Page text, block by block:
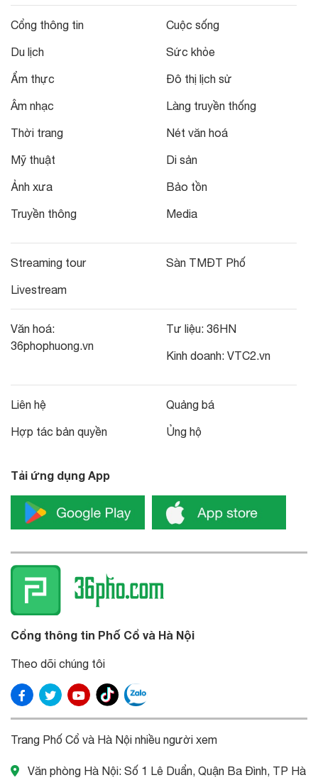
Cổng thông tin
Du lịch
Ẩm thực
Âm nhạc
Thời trang
Mỹ thuật
Ảnh xưa
Truyền thông
Cuộc sống
Sức khỏe
Đô thị lịch sử
Làng truyền thống
Nét văn hoá
Di sản
Bảo tồn
Media
Streaming tour
Livestream
Sàn TMĐT Phố
Văn hoá:
36phophuong.vn
Tư liệu: 36HN
Kinh doanh: VTC2.vn
Liên hệ
Hợp tác bản quyền
Quảng bá
Ủng hộ
Tải ứng dụng App
Cổng thông tin Phố Cổ và Hà Nội
Theo dõi chúng tôi
Trang Phố Cổ và Hà Nội nhiều người xem
Văn phòng Hà Nội: Số 1 Lê Duẩn, Quận Ba Đình, TP Hà